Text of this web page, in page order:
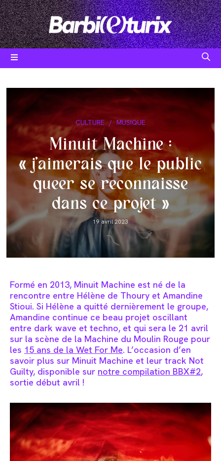
Skip
to
content
Post
category:
CULTURE / MUSIQUE
Minuit Machine :
« j’aimerais que le public
queer se reconnaisse
dans ce projet »
Post
published:
19 avril 2023
Formé en 2013, Minuit Machine est né de la
rencontre entre Hélène de Thoury et Amandine
Stioui. Si Hélène a quitté dernièrement le groupe,
Amandine continue ce beau projet oscillant
entre dark wave et techno, et qui sera le 21 avril
sur la scène de la Machine du Moulin Rouge pour
les 15 ans de la Wet For Me. L’occasion d’en
savoir plus sur Minuit Machine et leur track Not
Guilty, disponible sur notre compilation BBX#2,
sortie début avril !